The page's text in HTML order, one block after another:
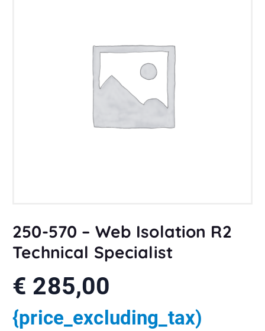
250-570 – Web Isolation R2
Technical Specialist
€ 285,00
{price_excluding_tax)